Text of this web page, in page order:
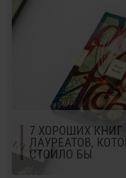
7 ХОРОШИХ
ЛАУРЕАТОВ,
СТОИЛО БЫ